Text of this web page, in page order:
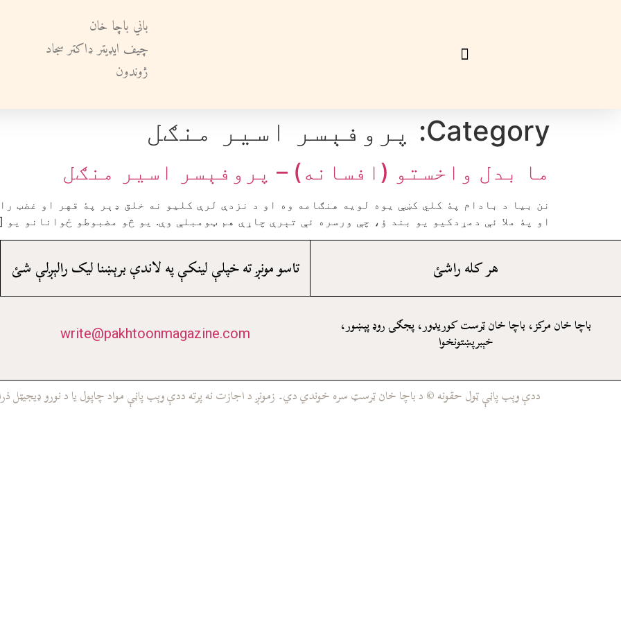
باني باچا خان
چيف ايډيټر ډاکټر سجاد
ژوندون
Category: پروفېسر اسير منګل
ما بدل واخستو (افسانه) – پروفېسر اسير منګل
نن بيا د بادام پۀ کلي کښې يوه لويه هنګامه وه او د نزدې لرې کليو نه خلق ډېر پۀ قهر او غضب
او پۀ ملا ئې دمړدکيو يو بند ؤ، چې ورسره ئې تېرې چاړې هم ټومبلې وې. يو څو مضبوطو ځوانانو يو
هر کله راشئ
باچا خان مرکز، باچا خان ټرست کوريډور، پجګۍ روډ پېښور،
خېبرپښتونخوا
تاسو مونږ ته خپلې لينکې په لاندې برېښنا ليک رالېږلې شئ
write@pakhtoonmagazine.com
ددې وېب پاڼې ټول حقونه © د باچا خان ټرسټ سره خوندي دي۔ زمونږ د اجازت نه پرته ددې وېب پاڼې مواد چاپول يا د نورو ډيجيټل